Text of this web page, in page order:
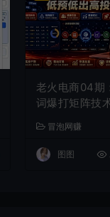
老火电商04期
词爆打矩阵技
低出高投产（
冒泡网赚
图图